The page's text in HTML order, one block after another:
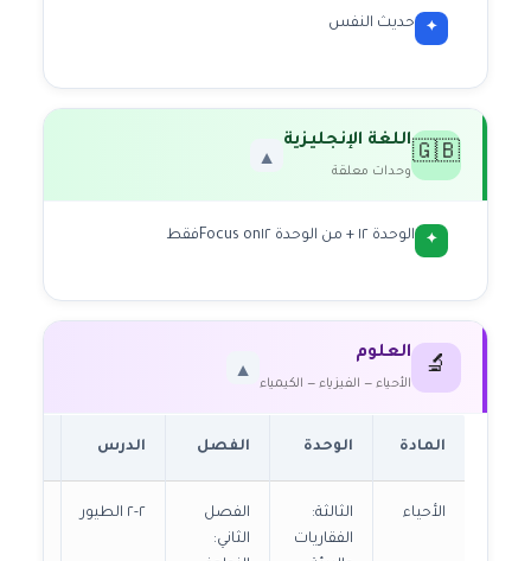
✦ حديث النفس
🇬🇧
اللغة الإنجليزية
وحدات معلقة
▼
✦ الوحدة ١٢ + من الوحدة ١٢ Focus onفقط
🔬
العلوم
الأحياء — الفيزياء — الكيمياء
▼
المادة الوحدة الفصل الدرس
الأحياء
الثالثة:
الفقاريات
الفصل
الثاني:
٢-٢ الطيور